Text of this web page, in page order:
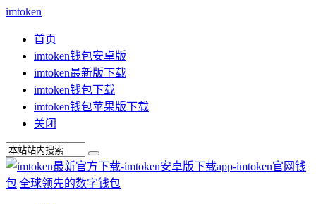
imtoken
首页
imtoken钱包安卓版
imtoken最新版下载
imtoken钱包下载
imtoken钱包苹果版下载
关闭